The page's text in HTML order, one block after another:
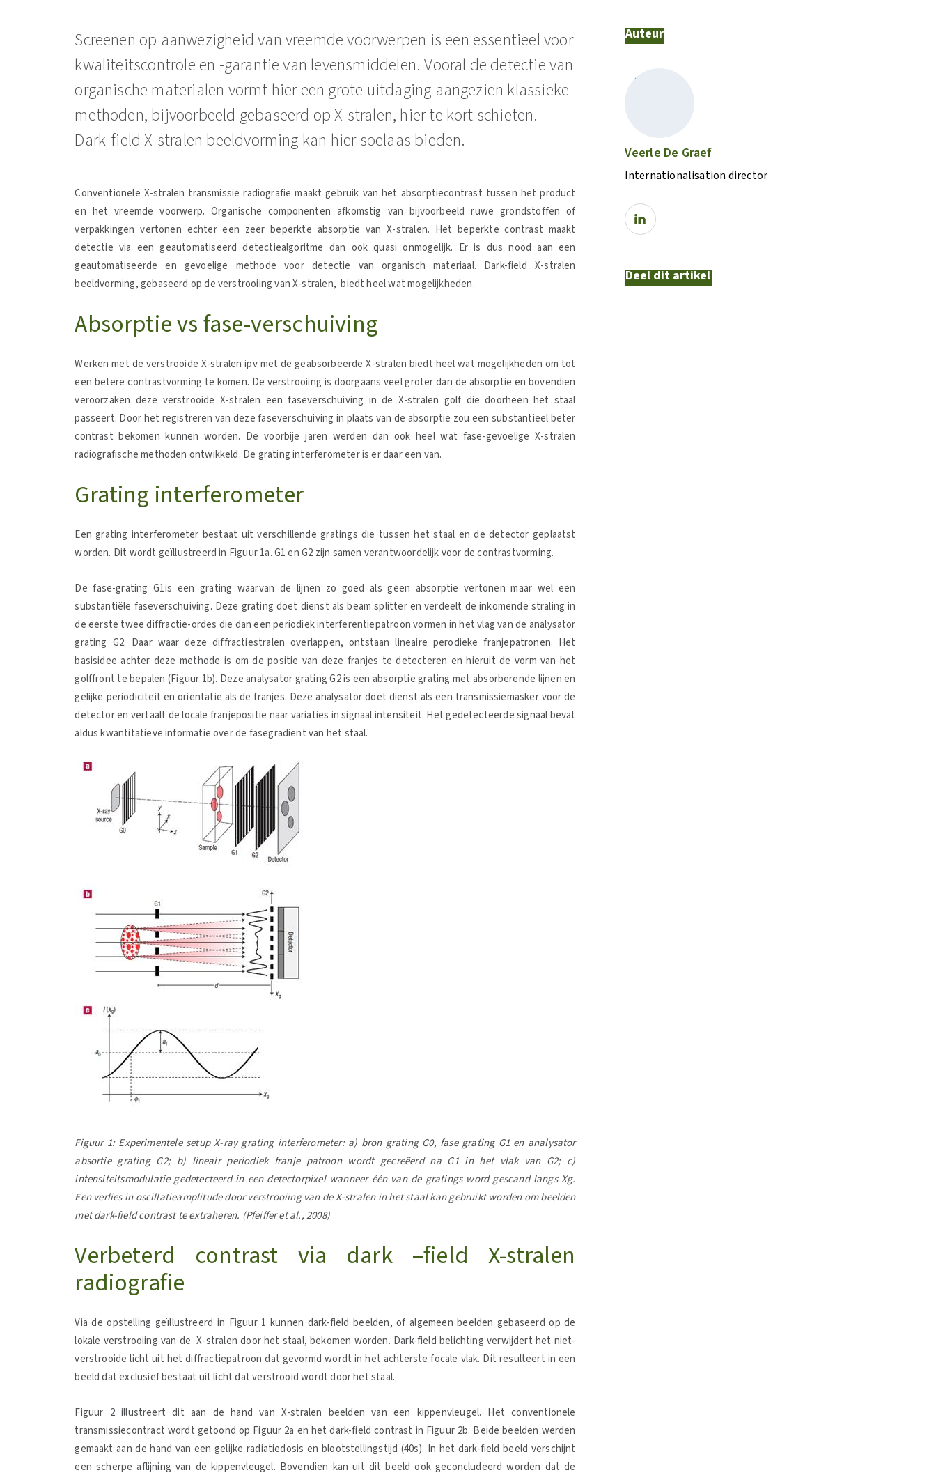
Screenen op aanwezigheid van vreemde voorwerpen is een essentieel voor
kwaliteitscontrole en -garantie van levensmiddelen. Vooral de detectie van
organische materialen vormt hier een grote uitdaging aangezien klassieke
methoden, bijvoorbeeld gebaseerd op X-stralen, hier te kort schieten.
Dark-field X-stralen beeldvorming kan hier soelaas bieden.
Conventionele X-stralen transmissie radiografie maakt gebruik van het absorptiecontrast tussen het product
en het vreemde voorwerp. Organische componenten afkomstig van bijvoorbeeld ruwe grondstoffen of
verpakkingen vertonen echter een zeer beperkte absorptie van X-stralen. Het beperkte contrast maakt
detectie via een geautomatiseerd detectiealgoritme dan ook quasi onmogelijk. Er is dus nood aan een
geautomatiseerde en gevoelige methode voor detectie van organisch materiaal. Dark-field X-stralen
beeldvorming, gebaseerd op de verstrooiing van X-stralen, biedt heel wat mogelijkheden.
Absorptie vs fase-verschuiving
Werken met de verstrooide X-stralen ipv met de geabsorbeerde X-stralen biedt heel wat mogelijkheden om tot
een betere contrastvorming te komen. De verstrooiing is doorgaans veel groter dan de absorptie en bovendien
veroorzaken deze verstrooide X-stralen een faseverschuiving in de X-stralen golf die doorheen het staal
passeert. Door het registreren van deze faseverschuiving in plaats van de absorptie zou een substantieel beter
contrast bekomen kunnen worden. De voorbije jaren werden dan ook heel wat fase-gevoelige X-stralen
radiografische methoden ontwikkeld. De grating interferometer is er daar een van.
Grating interferometer
Een grating interferometer bestaat uit verschillende gratings die tussen het staal en de detector geplaatst
worden. Dit wordt geïllustreerd in Figuur 1a. G1 en G2 zijn samen verantwoordelijk voor de contrastvorming.
De fase-grating G1is een grating waarvan de lijnen zo goed als geen absorptie vertonen maar wel een
substantiële faseverschuiving. Deze grating doet dienst als beam splitter en verdeelt de inkomende straling in
de eerste twee diffractie-ordes die dan een periodiek interferentiepatroon vormen in het vlag van de analysator
grating G2. Daar waar deze diffractiestralen overlappen, ontstaan lineaire perodieke franjepatronen. Het
basisidee achter deze methode is om de positie van deze franjes te detecteren en hieruit de vorm van het
golffront te bepalen (Figuur 1b). Deze analysator grating G2 is een absorptie grating met absorberende lijnen en
gelijke periodiciteit en oriëntatie als de franjes. Deze analysator doet dienst als een transmissiemasker voor de
detector en vertaalt de locale franjepositie naar variaties in signaal intensiteit. Het gedetecteerde signaal bevat
aldus kwantitatieve informatie over de fasegradiënt van het staal.
Figuur 1: Experimentele setup X-ray grating interferometer: a) bron grating G0, fase grating G1 en analysator
absortie grating G2; b) lineair periodiek franje patroon wordt gecreëerd na G1 in het vlak van G2; c)
intensiteitsmodulatie gedetecteerd in een detectorpixel wanneer één van de gratings word gescand langs Xg.
Een verlies in oscillatieamplitude door verstrooiing van de X-stralen in het staal kan gebruikt worden om beelden
met dark-field contrast te extraheren. (Pfeiffer et al., 2008)
Verbeterd contrast via dark –field X-stralen
radiografie
Via de opstelling geïllustreerd in Figuur 1 kunnen dark-field beelden, of algemeen beelden gebaseerd op de
lokale verstrooiing van de X-stralen door het staal, bekomen worden. Dark-field belichting verwijdert het niet-
verstrooide licht uit het diffractiepatroon dat gevormd wordt in het achterste focale vlak. Dit resulteert in een
beeld dat exclusief bestaat uit licht dat verstrooid wordt door het staal.
Figuur 2 illustreert dit aan de hand van X-stralen beelden van een kippenvleugel. Het conventionele
transmissiecontract wordt getoond op Figuur 2a en het dark-field contrast in Figuur 2b. Beide beelden werden
gemaakt aan de hand van een gelijke radiatiedosis en blootstellingstijd (40s). In het dark-field beeld verschijnt
een scherpe aflijning van de kippenvleugel. Bovendien kan uit dit beeld ook geconcludeerd worden dat de
Auteur
Veerle De Graef
Internationalisation director
Deel dit artikel